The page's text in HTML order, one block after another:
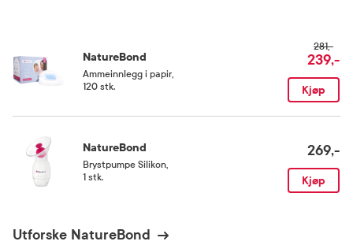
NatureBond
Ammeinnlegg i papir
120 stk.
281,-
239,-
Kjøp
NatureBond
Brystpumpe Silikon
1 stk.
269,-
Kjøp
Utforske NatureBond